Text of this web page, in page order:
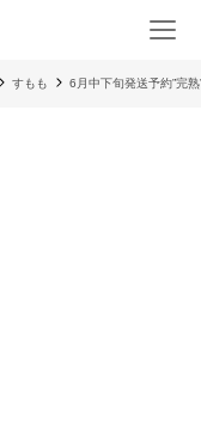
すもも 6月中下旬発送予約”完